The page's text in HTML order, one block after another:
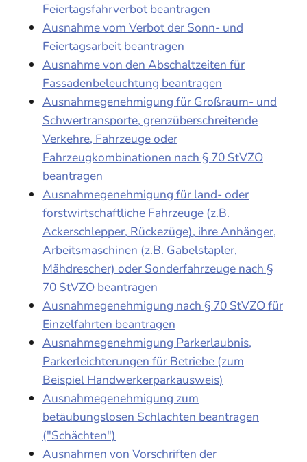
Feiertagsfahrverbot beantragen
Ausnahme vom Verbot der Sonn- und
Feiertagsarbeit beantragen
Ausnahme von den Abschaltzeiten für
Fassadenbeleuchtung beantragen
Ausnahmegenehmigung für Großraum- und
Schwertransporte, grenzüberschreitende
Verkehre, Fahrzeuge oder
Fahrzeugkombinationen nach § 70 StVZO
beantragen
Ausnahmegenehmigung für land- oder
forstwirtschaftliche Fahrzeuge (z.B.
Ackerschlepper, Rückezüge), ihre Anhänger,
Arbeitsmaschinen (z.B. Gabelstapler,
Mähdrescher) oder Sonderfahrzeuge nach §
70 StVZO beantragen
Ausnahmegenehmigung nach § 70 StVZO für
Einzelfahrten beantragen
Ausnahmegenehmigung Parkerlaubnis,
Parkerleichterungen für Betriebe (zum
Beispiel Handwerkerparkausweis)
Ausnahmegenehmigung zum
betäubungslosen Schlachten beantragen
("Schächten")
Ausnahmen von Vorschriften der